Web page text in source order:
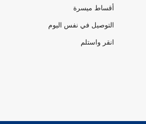
أقساط ميسرة
التوصيل في نفس اليوم
انقر واستلم